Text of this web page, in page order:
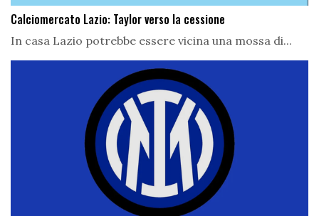
Calciomercato Lazio: Taylor verso la cessione
In casa Lazio potrebbe essere vicina una mossa di...